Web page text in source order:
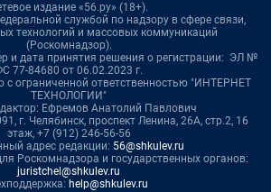
издание «56.ру» (18+).
службой по надзору в сфере связи,
технологий и массовых коммуникаций
(Роскомнадзор).
и дата принятия решения о регистрации: ЭЛ №
77-84680 от 06.02.2023 г.
с ограниченной ответственностью "ИНТЕРНЕТ
ТЕХНОЛОГИИ"
Ефремов Анатолий Павлович
г. Челябинск, проспект Ленина, 26А, стр.2, 16
этаж, +7 (912) 246-56-56
адрес редакции: 56@shkulev.ru
Роскомнадзора и государственных органов:
juristchel@shkulev.ru
help@shkulev.ru